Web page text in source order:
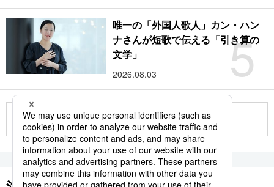
5
唯一の「外国人歌人」カン・ハン
ナさんが短歌で伝える「引き算の
文学」
2026.08.03
もっと見る